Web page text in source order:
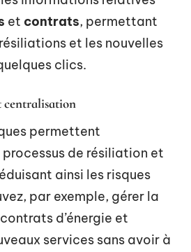
et contrats, permettant
et les nouvelles
clics.
permettent
de résiliation et
ainsi les risques
par exemple, gérer la
d’énergie et
services sans avoir à